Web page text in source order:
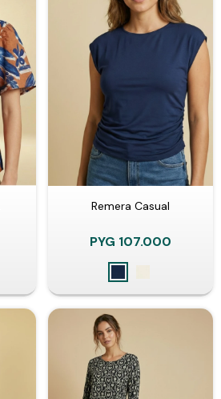
Remera Casual
PYG 107.000